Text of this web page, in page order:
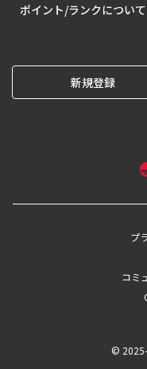
ポイント/ランクについて
新規登録
プ
コミ
© 2025-